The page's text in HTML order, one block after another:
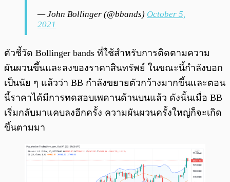
— John Bollinger (@bbands) October 5,
2021
ตัวชี้วัด Bollinger bands ที่ใช้สำหรับการติดตามความ
ผันผวนขึ้นและลงของราคาสินทรัพย์ ในขณะนี้กำลังบอก
เป็นนัย ๆ แล้วว่า BB กำลังขยายตัวกว้างมากขึ้นและตอน
นี้ราคาได้มีการทดสอบเพดานด้านบนแล้ว ดังนั้นเมื่อ BB
เริ่มกลับมาแคบลงอีกครั้ง ความผันผวนครั้งใหญ่ก็จะเกิด
ขึ้นตามมา